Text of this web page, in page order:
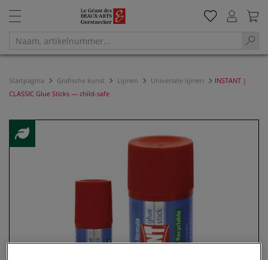
Startpagina Grafische kunst Lijmen Universele lijmen
INSTANT |
CLASSIC Glue Sticks — child-safe